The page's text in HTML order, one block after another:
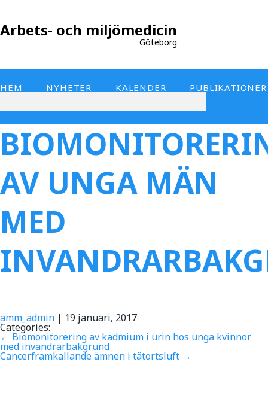
Arbets- och miljömedicin
Göteborg
HEM NYHETER KALENDER PUBLIKATIONER
AV UNGA MÄN
MED
amm_admin | 19 januari, 2017
Categories:
← Biomonitorering av kadmium i urin hos unga kvinnor
med invandrarbakgrund
Cancerframkallande ämnen i tätortsluft →